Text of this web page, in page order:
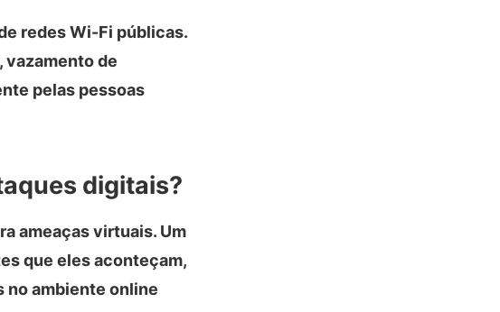
redes Wi-Fi públicas.
de
pelas pessoas
digitais?
ameaças virtuais. Um
que eles aconteçam,
no ambiente online